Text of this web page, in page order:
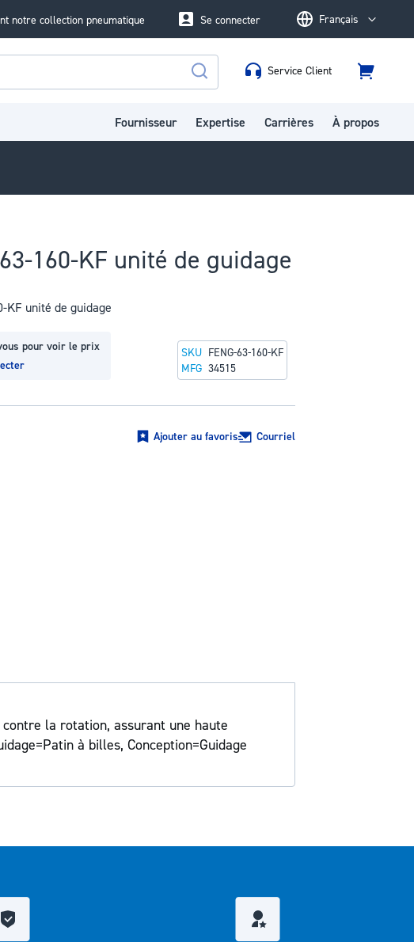
notre collection pneumatique LanguageFrançais
Se connecter
Service Client
Panier
Fournisseur Expertise Carrières À propos
160-KF unité de guidage
KF unité de guidage
pour voir le prix
SKU FENG-63-160-KF
MFG 34515
Ajouter au favoris Courriel
la rotation, assurant une haute
à billes, Conception=Guidage